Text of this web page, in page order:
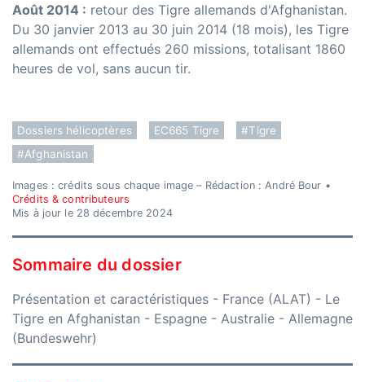
Août 2014 : retour des Tigre allemands d'Afghanistan.
Du 30 janvier 2013 au 30 juin 2014 (18 mois), les Tigre
allemands ont effectués 260 missions, totalisant 1860
heures de vol, sans aucun tir.
Dossiers hélicoptères EC665 Tigre
#Tigre
#Afghanistan
Images : crédits sous chaque image – Rédaction : André Bour •
Crédits & contributeurs
Mis à jour le 28 décembre 2024
Sommaire du dossier
Présentation et caractéristiques - France (ALAT) - Le
Tigre en Afghanistan - Espagne - Australie - Allemagne
(Bundeswehr)